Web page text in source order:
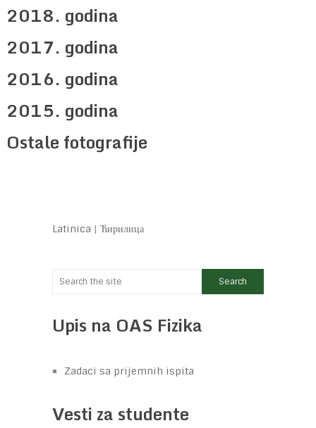
2018. godina
2017. godina
2016. godina
2015. godina
Ostale fotografije
Latinica | Ћирилица
Upis na OAS Fizika
Zadaci sa prijemnih ispita
Vesti za studente